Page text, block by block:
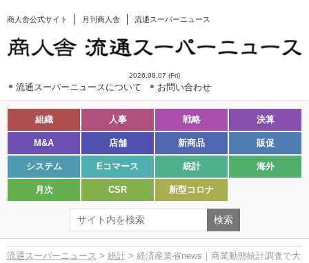
商人舎公式サイト 月刊商人舎 流通スーパーニュース
2026.08.07 (Fri)
流通スーパーニュースについて お問い合わせ
組織 人事 戦略 決算
M&A 店舗 新商品 販促
システム Eコマース 統計 海外
月次 CSR 新型コロナ
流通スーパーニュース > 統計 > 経済産業省news｜商業動態統計調査で大